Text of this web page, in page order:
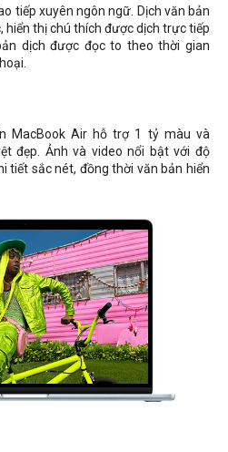
tiếp xuyên ngôn ngữ. Dịch văn bản
hiển thị chú thích được dịch trực tiếp
dịch được đọc to theo thời gian
MacBook Air hỗ trợ 1 tỷ màu và
đẹp. Ảnh và video nổi bật với độ
tiết sắc nét, đồng thời văn bản hiển